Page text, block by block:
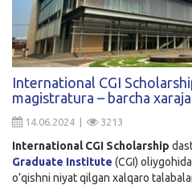
Qidirish
Kirish
International CGI
magistratura – barcha
14.06.2024 | 3213
International CGI Scholarship
Graduate Institute (CGI)
o’qishni niyat qilgan xalqaro